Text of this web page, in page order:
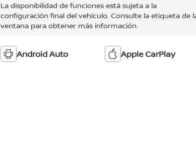
La disponibilidad de funciones está sujeta a la
configuración final del vehículo. Consulte la etiqueta de
ventana para obtener más información.
Android Auto Apple CarPlay